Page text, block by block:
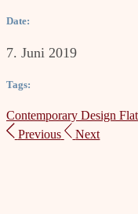
Date:
7. Juni 2019
Tags:
Contemporary Design Flat
Previous
Next